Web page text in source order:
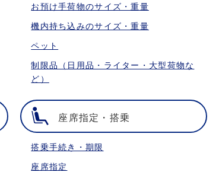
お預け手荷物のサイズ・重量
機内持ち込みのサイズ・重量
ペット
制限品（日用品・ライター・大型荷物な
ど）
座席指定・搭乗
搭乗手続き・期限
座席指定